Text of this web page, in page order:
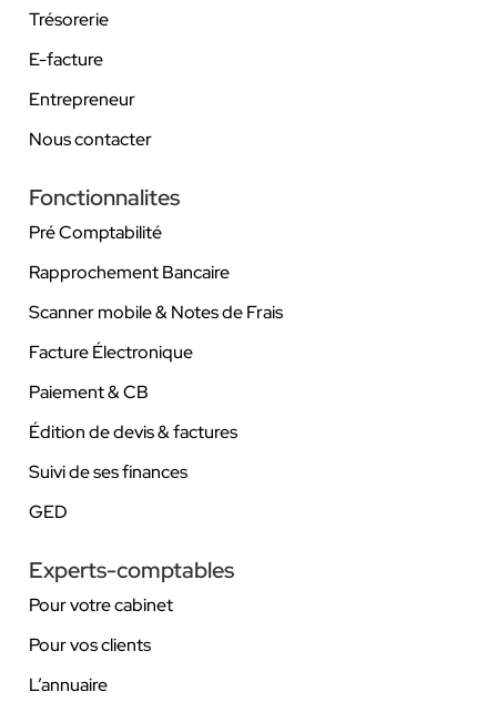
Trésorerie
E-facture
Entrepreneur
Nous contacter
Fonctionnalites
Pré Comptabilité
Rapprochement Bancaire
Scanner mobile & Notes de Frais
Facture Électronique
Paiement & CB
Édition de devis & factures
Suivi de ses finances
GED
Experts-comptables
Pour votre cabinet
Pour vos clients
L’annuaire